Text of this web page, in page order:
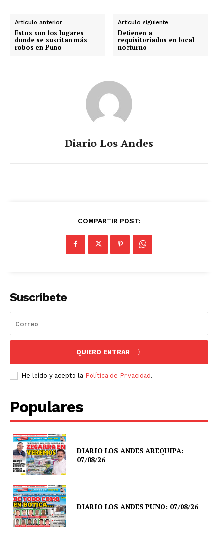
Artículo anterior
Estos son los lugares
donde se suscitan más
robos en Puno
Artículo siguiente
Detienen a
requisitoriados en local
nocturno
Diario Los Andes
COMPARTIR POST:
Suscríbete
QUIERO ENTRAR
He leído y acepto la Política de Privacidad.
Populares
DIARIO LOS ANDES AREQUIPA:
07/08/26
DIARIO LOS ANDES PUNO: 07/08/26